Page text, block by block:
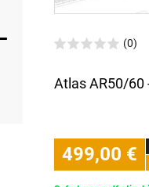
(0)
Atlas AR50/60
499,00 €